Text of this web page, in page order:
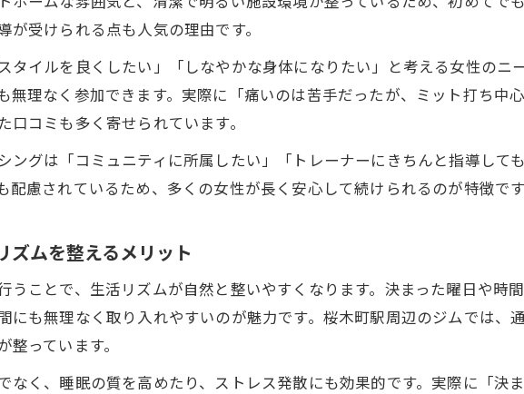
続けやすいキックボクシングで挫折しない秘訣
キックボクシング女性向けクラスで美ボディ実現
女性専用キックボクシングの安全性と楽しみ方ガイド
キックボクシング女性専用ジムの安全対策解説
女性トレーナーが教えるキックボクシングの魅力
初心者でも安心なキックボクシングの始め方
女性専用キックボクシングで楽しさを実感
音楽に合わせて動く新感覚キックボクシング生活を始め
音楽とキックボクシングで続ける運動習慣
仲間と楽しむキックボクシングの新習慣
受けられる点も人気の理由です。
タイルを良くしたい」「しなやかな身体になりたい」と考える女性のニ
無理なく参加できます。実際に「痛いのは苦手だったが、ミット打ち中
コミも多く寄せられています。
ングは「コミュニティに所属したい」「トレーナーにきちんと指導して
配慮されているため、多くの女性が長く安心して続けられるのが特徴で
ズムを整えるメリット
うことで、生活リズムが自然と整いやすくなります。決まった曜日や時
にも無理なく取り入れやすいのが魅力です。桜木町駅周辺のジムでは、
っています。
なく、睡眠の質を高めたり、ストレス発散にも効果的です。実際に「決